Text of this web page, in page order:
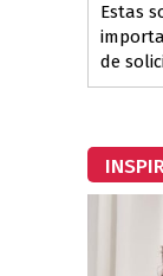
Estas
de